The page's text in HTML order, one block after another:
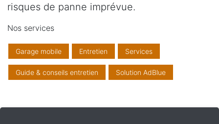
risques de panne imprévue.
Nos services
Garage mobile Entretien Services
Guide & conseils entretien Solution AdBlue